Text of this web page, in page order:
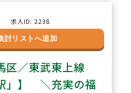
求人ID: 2238
討リストへ追加
区／東武東上線
」】 ＼充実の福